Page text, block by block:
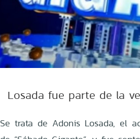
Losada fue parte de la
Se trata de Adonis Losada, el